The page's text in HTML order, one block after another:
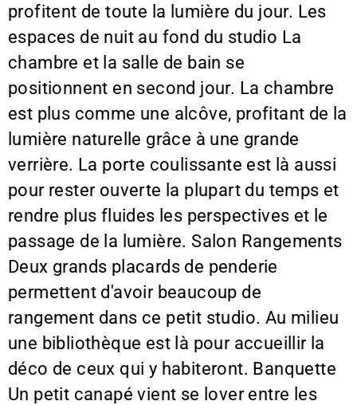
profitent de toute la lumière du jour. Les
espaces de nuit au fond du studio La
chambre et la salle de bain se
positionnent en second jour. La chambre
est plus comme une alcôve, profitant de la
lumière naturelle grâce à une grande
verrière. La porte coulissante est là aussi
pour rester ouverte la plupart du temps et
rendre plus fluides les perspectives et le
passage de la lumière. Salon Rangements
Deux grands placards de penderie
permettent d'avoir beaucoup de
rangement dans ce petit studio. Au milieu
une bibliothèque est là pour accueillir la
déco de ceux qui y habiteront. Banquette
Un petit canapé vient se lover entre les